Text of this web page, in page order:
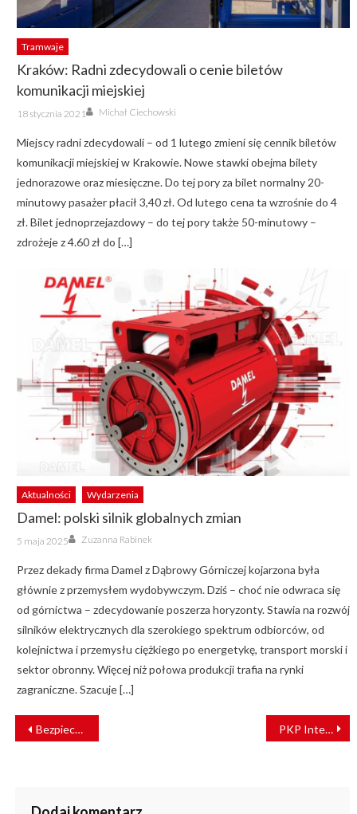
Tramwaje
Kraków: Radni zdecydowali o cenie biletów
komunikacji miejskiej
Posted
on
18 stycznia 2021 Author
Michał Ciechowski
Miejscy radni zdecydowali – od 1 lutego zmieni się cennik biletów
komunikacji miejskiej w Krakowie. Nowe stawki obejma bilety
jednorazowe oraz miesięczne. Do tej pory za bilet normalny 20-
minutowy pasażer płacił 3,40 zł. Od lutego cena ta wzrośnie do 4
zł. Bilet jednoprzejazdowy – do tej pory także 50-minutowy –
zdrożeje z 4.60 zł do […]
Aktualności Wydarzenia
Damel: polski silnik globalnych zmian
Posted
on
5 maja 2025 Author
Zuzanna Rabinek
Przez dekady firma Damel z Dąbrowy Górniczej kojarzona była
głównie z przemysłem wydobywczym. Dziś – choć nie odwraca się
od górnictwa – zdecydowanie poszerza horyzonty. Stawia na rozwój
silników elektrycznych dla szerokiego spektrum odbiorców, od
kolejnictwa i przemysłu ciężkiego po energetykę, transport morski i
sektor obronny. Więcej niż połowa produkcji trafia na rynki
zagraniczne. Szacuje […]
NAWIGACJA
WPISU
Bezpieczna kolej według POLREGIO PKP Intercity wybuduje nową lokomotywownię. Umowa podpisana